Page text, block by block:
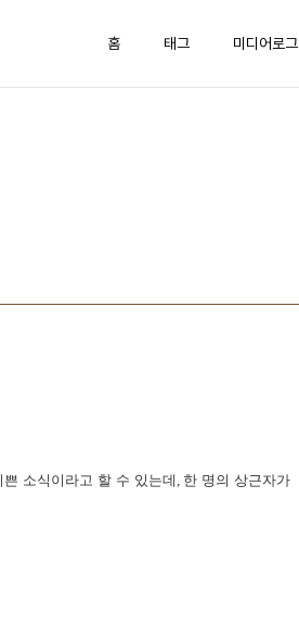
홈 태그 미디어로그
소식이라고 할 수 있는데, 한 명의 상근자가